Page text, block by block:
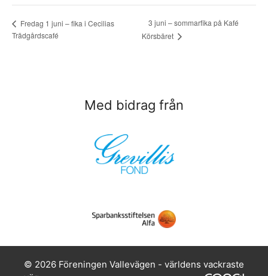
Fredag 1 juni – fika i Cecilias
Trädgårdscafé
3 juni – sommarfika på Kafé
Körsbäret
Med bidrag från
© 2026 Föreningen Vallevägen - världens vackraste